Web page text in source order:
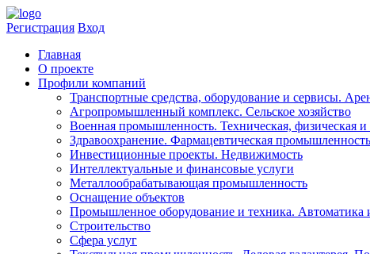
Регистрация Вход
Главная
​О проекте
Профили компаний
Транспортные средства, оборудование и сервисы.
Агропромышленный комплекс. Сельское хозяйство
Военная промышленность. Техническая, физическая
Здравоохранениe. Фармацевтическая промышленность
Инвестиционные проекты. Недвижимость
Интеллектуальные и финансовые услуги
Металлообрабатывающая промышленность
Оснащение объектов
Промышленное оборудование и техника. Автоматика
Строительство
Сфера услуг